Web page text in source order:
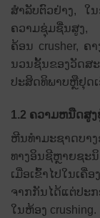
ສໍາລັບຕົວຢ່າງ, ໃ
ຄວາມຊຸ່ມຊື່ນສູງ,
ຄ້ອນ crusher, ຄ
ນວນຊັ້ນຂອງວັດສ
ປະສິດທິພາບຫຼືຢຸດ
1.2 ຄວາມຫນືດສູ
ຫີນທຳມະຊາດບ
ທາງອິນຊີຫຼາຍຊ
ເມື່ອເຂົ້າໄປໃນເ
ຈາກກັນໄດ້ແຕ່ປະ
ໃນຫ້ອງ crushing.